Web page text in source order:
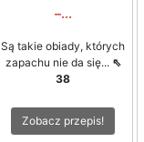
–...
Są takie obiady, których
zapachu nie da się... ⇖
38
Zobacz przepis!